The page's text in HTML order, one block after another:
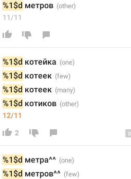
%1$d метров
11/11
%1$d котейка
%1$d котеек
%1$d котеек
%1$d котиков
12/11
2
%1$d метра^^
%1$d метров^^